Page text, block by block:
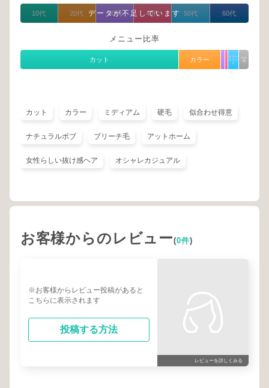
データが不足しています
10代 20代 30代 40代 50代 60代
メニュー比率
カット カラー
トリー
トメン
ト
その
他
カット カラー ミディアム 硬毛 似合わせ得意
ナチュラルボブ ブリーチ毛 アットホーム
女性らしい抜け感ヘア オシャレカジュアル
お客様からのレビュー(0件)
※お客様からレビュー投稿があると
こちらに表示されます
投稿する方法
レビューを詳しくみる